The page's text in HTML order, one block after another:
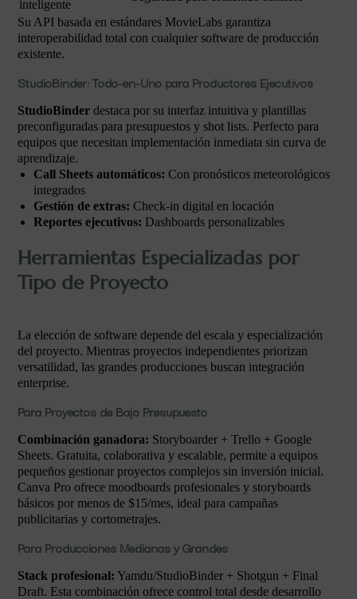
inteligente
Su API basada en estándares MovieLabs garantiza
interoperabilidad total con cualquier software de producción
existente.
StudioBinder: Todo-en-Uno para Productores Ejecutivos
StudioBinder destaca por su interfaz intuitiva y plantillas
preconfiguradas para presupuestos y shot lists. Perfecto para
equipos que necesitan implementación inmediata sin curva de
aprendizaje.
Call Sheets automáticos: Con pronósticos meteorológicos
integrados
Gestión de extras: Check-in digital en locación
Reportes ejecutivos: Dashboards personalizables
Herramientas Especializadas por
Tipo de Proyecto
La elección de software depende del escala y especialización
del proyecto. Mientras proyectos independientes priorizan
versatilidad, las grandes producciones buscan integración
enterprise.
Para Proyectos de Bajo Presupuesto
Combinación ganadora: Storyboarder + Trello + Google
Sheets. Gratuita, colaborativa y escalable, permite a equipos
pequeños gestionar proyectos complejos sin inversión inicial.
Canva Pro ofrece moodboards profesionales y storyboards
básicos por menos de $15/mes, ideal para campañas
publicitarias y cortometrajes.
Para Producciones Medianas y Grandes
Stack profesional: Yamdu/StudioBinder + Shotgun + Final
Draft. Esta combinación ofrece control total desde desarrollo